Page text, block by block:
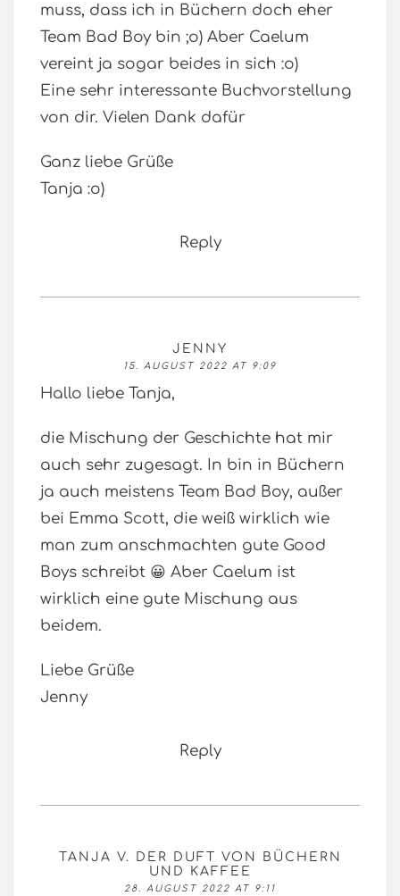
muss, dass ich in Büchern doch eher
Team Bad Boy bin ;o) Aber Caelum
vereint ja sogar beides in sich :o)
Eine sehr interessante Buchvorstellung
von dir. Vielen Dank dafür
Ganz liebe Grüße
Tanja :o)
Reply
JENNY
15. AUGUST 2022 AT 9:09
Hallo liebe Tanja,
die Mischung der Geschichte hat mir
auch sehr zugesagt. In bin in Büchern
ja auch meistens Team Bad Boy, außer
bei Emma Scott, die weiß wirklich wie
man zum anschmachten gute Good
Boys schreibt 😀 Aber Caelum ist
wirklich eine gute Mischung aus
beidem.
Liebe Grüße
Jenny
Reply
TANJA V. DER DUFT VON BÜCHERN
UND KAFFEE
28. AUGUST 2022 AT 9:11